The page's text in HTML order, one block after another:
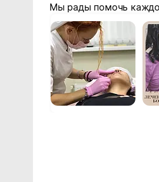
Мы рады помочь